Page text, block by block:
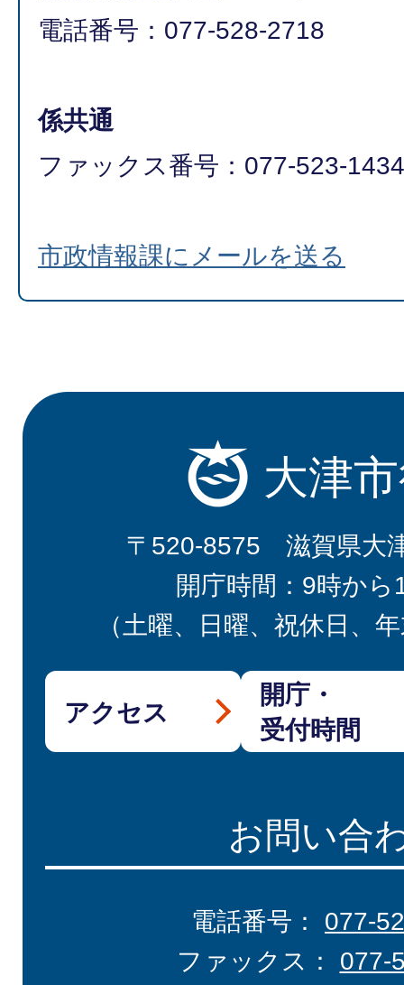
電話番号：077-528-2718
係共通
ファックス番号：077-523-1434
市政情報課にメールを送る
大津
〒520-8575 滋賀県大
開庁時間：9時から
（土曜、日曜、祝休日、
アクセス
開庁・
受付時間
お問い合
電話番号： 077-
ファックス： 077-